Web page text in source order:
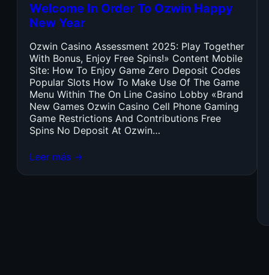
Welcome In Order To Ozwin Happy
New Year
Ozwin Casino Assessment 2025: Play Together
With Bonus, Enjoy Free Spins!» Content Mobile
Site: How To Enjoy Game Zero Deposit Codes
Popular Slots How To Make Use Of The Game
Menu Within The On Line Casino Lobby «Brand
New Games Ozwin Casino Cell Phone Gaming
Game Restrictions And Contributions Free
Spins No Deposit At Ozwin…
Leer más →